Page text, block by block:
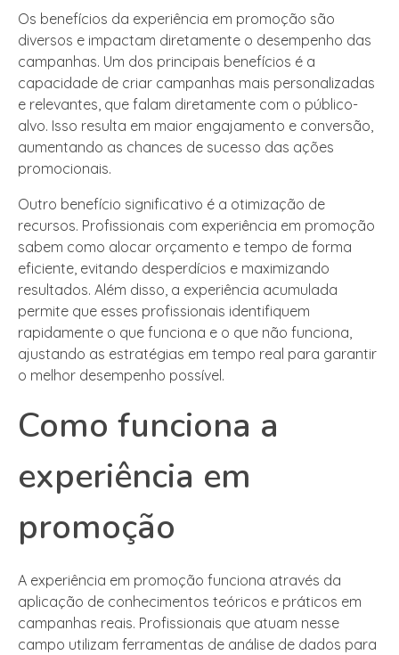
Os benefícios da experiência em promoção são
diversos e impactam diretamente o desempenho das
campanhas. Um dos principais benefícios é a
capacidade de criar campanhas mais personalizadas
e relevantes, que falam diretamente com o público-
alvo. Isso resulta em maior engajamento e conversão,
aumentando as chances de sucesso das ações
promocionais.
Outro benefício significativo é a otimização de
recursos. Profissionais com experiência em promoção
sabem como alocar orçamento e tempo de forma
eficiente, evitando desperdícios e maximizando
resultados. Além disso, a experiência acumulada
permite que esses profissionais identifiquem
rapidamente o que funciona e o que não funciona,
ajustando as estratégias em tempo real para garantir
o melhor desempenho possível.
Como funciona a
experiência em
promoção
A experiência em promoção funciona através da
aplicação de conhecimentos teóricos e práticos em
campanhas reais. Profissionais que atuam nesse
campo utilizam ferramentas de análise de dados para